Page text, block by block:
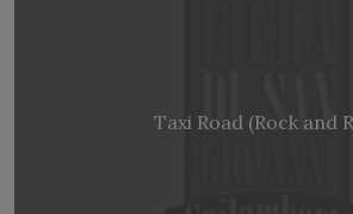
Taxi Road (Rock and